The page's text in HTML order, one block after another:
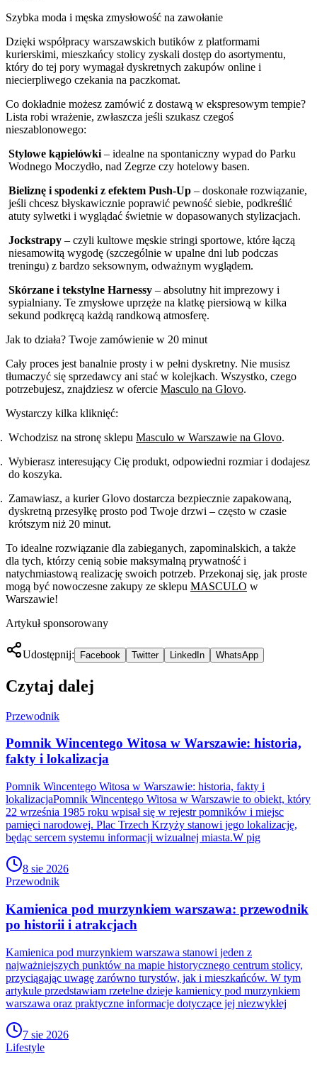
Szybka moda i męska zmysłowość na zawołanie
Dzięki współpracy warszawskich butików z platformami
kurierskimi, mieszkańcy stolicy zyskali dostęp do asortymentu,
który do tej pory wymagał dyskretnych zakupów online i
niecierpliwego czekania na paczkomat.
Co dokładnie możesz zamówić z dostawą w ekspresowym tempie?
Lista robi wrażenie, zwłaszcza jeśli szukasz czegoś
nieszablonowego:
Stylowe kąpielówki – idealne na spontaniczny wypad do Parku
Wodnego Moczydło, nad Zegrze czy hotelowy basen.
Bieliznę i spodenki z efektem Push-Up – doskonałe rozwiązanie,
jeśli chcesz błyskawicznie poprawić pewność siebie, podkreślić
atuty sylwetki i wyglądać świetnie w dopasowanych stylizacjach.
Jockstrapy – czyli kultowe męskie stringi sportowe, które łączą
niesamowitą wygodę (szczególnie w upalne dni lub podczas
treningu) z bardzo seksownym, odważnym wyglądem.
Skórzane i tekstylne Harnessy – absolutny hit imprezowy i
sypialniany. Te zmysłowe uprzęże na klatkę piersiową w kilka
sekund podkręcą każdą randkową atmosferę.
Jak to działa? Twoje zamówienie w 20 minut
Cały proces jest banalnie prosty i w pełni dyskretny. Nie musisz
tłumaczyć się sprzedawcy ani stać w kolejkach. Wszystko, czego
potrzebujesz, znajdziesz w ofercie Masculo na Glovo.
Wystarczy kilka kliknięć:
Wchodzisz na stronę sklepu Masculo w Warszawie na Glovo.
Wybierasz interesujący Cię produkt, odpowiedni rozmiar i dodajesz
do koszyka.
Zamawiasz, a kurier Glovo dostarcza bezpiecznie zapakowaną,
dyskretną przesyłkę prosto pod Twoje drzwi – często w czasie
krótszym niż 20 minut.
To idealne rozwiązanie dla zabieganych, zapominalskich, a także
dla tych, którzy cenią sobie maksymalną prywatność i
natychmiastową realizację swoich potrzeb. Przekonaj się, jak proste
mogą być nowoczesne zakupy ze sklepu MASCULO w
Warszawie!
Artykuł sponsorowany
Udostępnij: Facebook Twitter LinkedIn WhatsApp
Czytaj dalej
Przewodnik
Pomnik Wincentego Witosa w Warszawie: historia,
fakty i lokalizacja
Pomnik Wincentego Witosa w Warszawie: historia, fakty i
lokalizacjaPomnik Wincentego Witosa w Warszawie to obiekt, który
22 września 1985 roku wpisał się w rejestr pomników i miejsc
pamięci narodowej. Plac Trzech Krzyży stanowi jego lokalizację,
będąc sercem systemu informacji wizualnej miasta.W pig
8 sie 2026
Przewodnik
Kamienica pod murzynkiem warszawa: przewodnik
po historii i atrakcjach
Kamienica pod murzynkiem warszawa stanowi jeden z
najważniejszych punktów na mapie historycznego centrum stolicy,
przyciągając uwagę zarówno turystów, jak i mieszkańców. W tym
artykule przedstawiam rzetelne dzieje kamienicy pod murzynkiem
warszawa oraz praktyczne informacje dotyczące jej niezwykłej
7 sie 2026
Lifestyle